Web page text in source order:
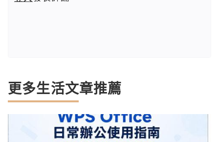
更多生活文章推薦